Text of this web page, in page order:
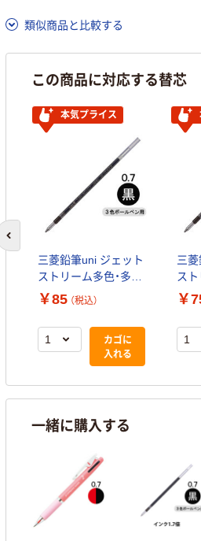
類似商品と比較する
この商品に対応する替芯
本気プライス
三菱鉛筆uni ジェット
ストリーム多色・多機
能用替芯 紙パッケ
SXR8007K.24 1本
￥85 （税込）
カゴに
入れる
三
スト
能
（10
￥
一緒に購入する